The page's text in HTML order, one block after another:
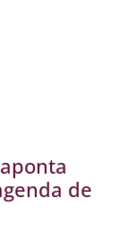
de